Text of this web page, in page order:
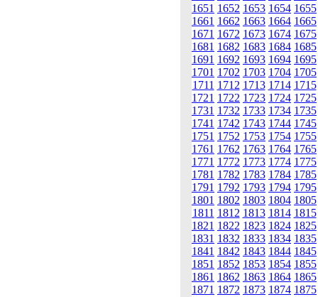
1651 1652 1653 1654 1655
1661 1662 1663 1664 1665
1671 1672 1673 1674 1675
1681 1682 1683 1684 1685
1691 1692 1693 1694 1695
1701 1702 1703 1704 1705
1711 1712 1713 1714 1715
1721 1722 1723 1724 1725
1731 1732 1733 1734 1735
1741 1742 1743 1744 1745
1751 1752 1753 1754 1755
1761 1762 1763 1764 1765
1771 1772 1773 1774 1775
1781 1782 1783 1784 1785
1791 1792 1793 1794 1795
1801 1802 1803 1804 1805
1811 1812 1813 1814 1815
1821 1822 1823 1824 1825
1831 1832 1833 1834 1835
1841 1842 1843 1844 1845
1851 1852 1853 1854 1855
1861 1862 1863 1864 1865
1871 1872 1873 1874 1875